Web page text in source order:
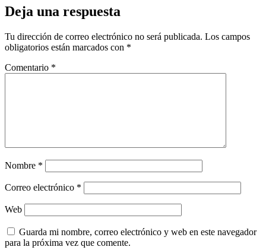
Deja una respuesta
Tu dirección de correo electrónico no será publicada. Los campos
obligatorios están marcados con *
Comentario *
Nombre *
Correo electrónico *
Web
Guarda mi nombre, correo electrónico y web en este navegador
para la próxima vez que comente.